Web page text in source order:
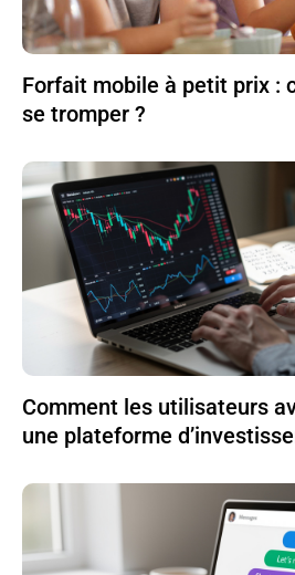
Forfait mobile à petit prix :
se tromper ?
Comment les utilisateurs
une plateforme